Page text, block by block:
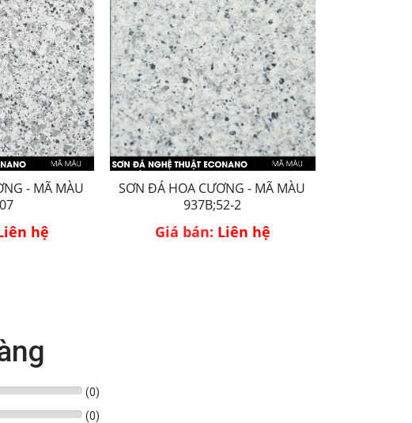
- MÃ MÀU
hệ
SƠN ĐÁ HOA CƯƠNG - MÃ MÀU
937B;52-2
Giá bán: Liên hệ
(0)
(0)